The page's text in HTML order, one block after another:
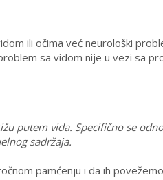
ili očima već neurološki
sa vidom nije u vezi sa
putem vida. Specifično se
sadržaja.
pamćenju i da ih